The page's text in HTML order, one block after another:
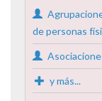
de personas
y más...